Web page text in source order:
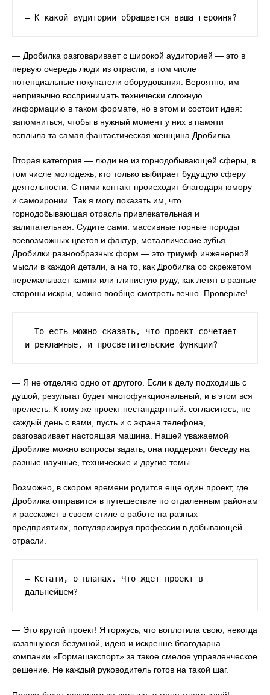
— К какой аудитории обращается ваша героиня?
— Дробилка разговаривает с широкой аудиторией — это в
первую очередь люди из отрасли, в том числе
потенциальные покупатели оборудования. Вероятно, им
непривычно воспринимать технически сложную
информацию в таком формате, но в этом и состоит идея:
запомниться, чтобы в нужный момент у них в памяти
всплыла та самая фантастическая женщина Дробилка.
Вторая категория — люди не из горнодобывающей сферы, в
том числе молодежь, кто только выбирает будущую сферу
деятельности. С ними контакт происходит благодаря юмору
и самоиронии. Так я могу показать им, что
горнодобывающая отрасль привлекательная и
залипательная. Судите сами: массивные горные породы
всевозможных цветов и фактур, металлические зубья
Дробилки разнообразных форм — это триумф инженерной
мысли в каждой детали, а на то, как Дробилка со скрежетом
перемалывает камни или глинистую руду, как летят в разные
стороны искры, можно вообще смотреть вечно. Проверьте!
— То есть можно сказать, что проект сочетает
и рекламные, и просветительские функции?
— Я не отделяю одно от другого. Если к делу подходишь с
душой, результат будет многофункциональный, и в этом вся
прелесть. К тому же проект нестандартный: согласитесь, не
каждый день с вами, пусть и с экрана телефона,
разговаривает настоящая машина. Нашей уважаемой
Дробилке можно вопросы задать, она поддержит беседу на
разные научные, технические и другие темы.
Возможно, в скором времени родится еще один проект, где
Дробилка отправится в путешествие по отдаленным районам
и расскажет в своем стиле о работе на разных
предприятиях, популяризируя профессии в добывающей
отрасли.
— Кстати, о планах. Что ждет проект в
дальнейшем?
— Это крутой проект! Я горжусь, что воплотила свою, некогда
казавшуюся безумной, идею и искренне благодарна
компании «Гормашэкспорт» за такое смелое управленческое
решение. Не каждый руководитель готов на такой шаг.